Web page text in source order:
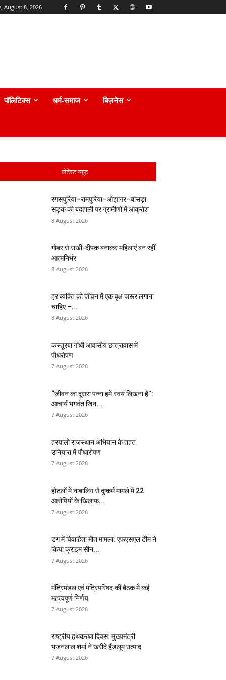
August 8, 2026
पॉलिटिक्स धर्म-समाज बिज़नेस
लेटेस्ट न्यूज़
रगसपुरिया–रामपुरिया–ओझागर–बांसड़ा
सड़क की बदहाली पर ग्रामीणों में आक्रोश
8 August 2026
गोबर से राखी-दीपक बनाकर महिलाएं बन रहीं
आत्मनिर्भर
8 August 2026
हर व्यक्ति को जीवन में एक वृक्ष जरूर लगाना
चाहिए –...
8 August 2026
कस्तूरबा गांधी आवासीय छात्रावास में
पौधरोपण
7 August 2026
“जीवन का दूसरा पन्ना हमें स्वयं लिखना है”:
आचार्य भगवंत जिन...
7 August 2026
हरयालो राजस्थान अभियान के तहत
उनियारा में पौधारोपण
7 August 2026
होटलों में नाबालिग से दुष्कर्म मामले में 22
आरोपियों के खिलाफ...
7 August 2026
डग में विवाहिता मौत मामला: एफएसएल टीम ने
किया क्राइम सीन...
7 August 2026
मंत्रिमंडल एवं मंत्रिपरिषद की बैठक में कई
महत्वपूर्ण निर्णय
7 August 2026
राष्ट्रीय हथकरघा दिवस: मुख्यमंत्री
भजनलाल शर्मा ने खरीदे हैंडलूम उत्पाद
7 August 2026